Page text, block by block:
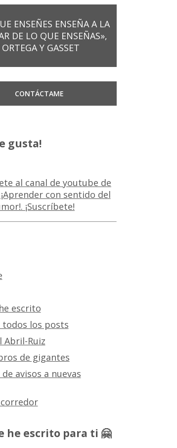
ENSEÑES ENSEÑA A LA
DE LO QUE ENSEÑAS»,
ORTEGA Y GASSET
CONTÁCTAME
gusta!
escrito
todos los posts
Abril-Ruiz
de gigantes
avisos a nuevas
he escrito para ti 🤗